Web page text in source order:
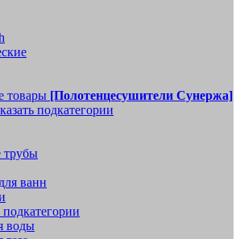
товары [Полотенцесушители Сунержа]
подкатегории
ванн
подкатегории
воды